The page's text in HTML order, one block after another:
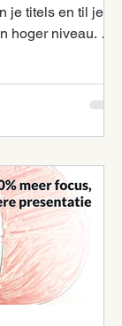
je titels en til je
hoger niveau. Met